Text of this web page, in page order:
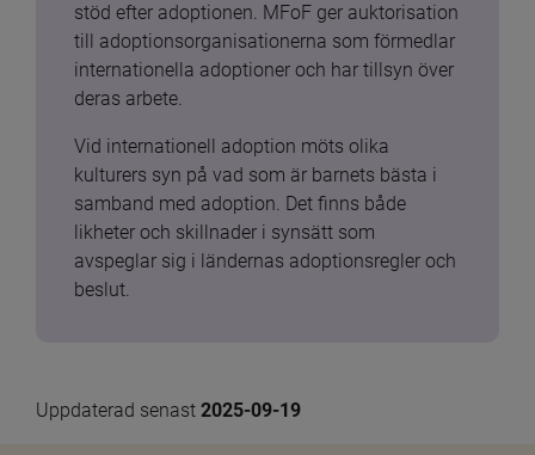
stöd efter adoptionen. MFoF ger auktorisation
till adoptionsorganisationerna som förmedlar
internationella adoptioner och har tillsyn över
deras arbete.
Vid internationell adoption möts olika
kulturers syn på vad som är barnets bästa i
samband med adoption. Det finns både
likheter och skillnader i synsätt som
avspeglar sig i ländernas adoptionsregler och
beslut.
Uppdaterad senast 2025-09-19